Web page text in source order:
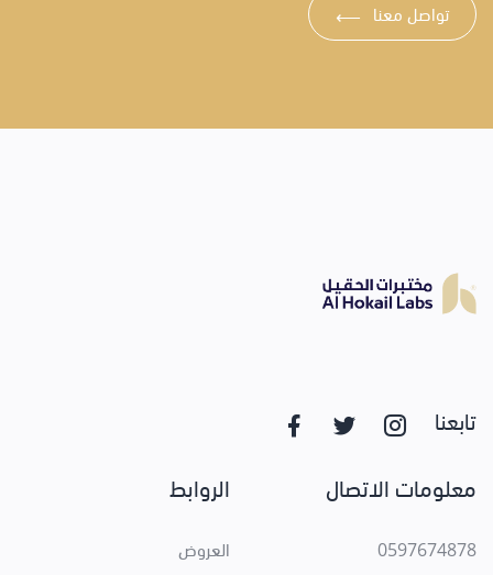
تواصل معنا ⟶
تابعنا
معلومات الاتصال
0597674878
الروابط
العروض